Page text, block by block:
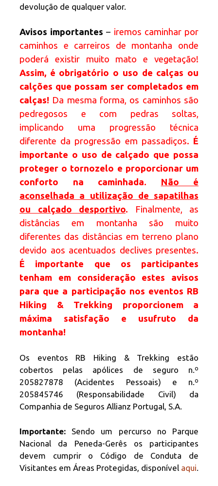
devolução de qualquer valor.
Avisos importantes – iremos caminhar por
caminhos e carreiros de montanha onde
poderá existir muito mato e vegetação!
Assim, é obrigatório o uso de calças ou
calções que possam ser completados em
calças! Da mesma forma, os caminhos são
pedregosos e com pedras soltas,
implicando uma progressão técnica
diferente da progressão em passadiços. É
importante o uso de calçado que possa
proteger o tornozelo e proporcionar um
conforto na caminhada. Não é
aconselhada a utilização de sapatilhas
ou calçado desportivo. Finalmente, as
distâncias em montanha são muito
diferentes das distâncias em terreno plano
devido aos acentuados declives presentes.
É importante que os participantes
tenham em consideração estes avisos
para que a participação nos eventos RB
Hiking & Trekking proporcionem a
máxima satisfação e usufruto da
montanha!
Os eventos RB Hiking & Trekking estão
cobertos pelas apólices de seguro n.º
205827878 (Acidentes Pessoais) e n.º
205845746 (Responsabilidade Civil) da
Companhia de Seguros Allianz Portugal, S.A.
Importante: Sendo um percurso no Parque
Nacional da Peneda-Gerês os participantes
devem cumprir o Código de Conduta de
Visitantes em Áreas Protegidas, disponível aqui.